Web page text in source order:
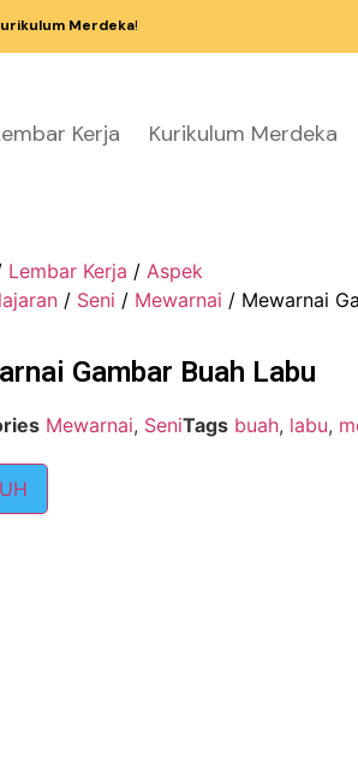
Merdeka!
Kerja Kurikulum Merdeka
Lembar Kerja / Aspek
/ Seni / Mewarnai / Mewarnai
Gambar Buah Labu
Mewarnai, SeniTags buah, labu,